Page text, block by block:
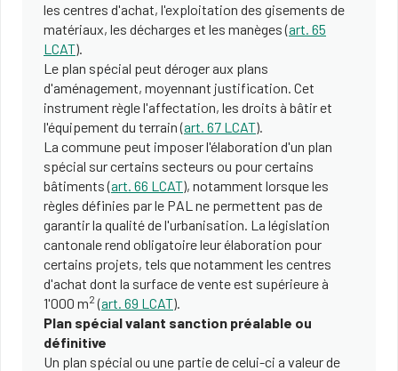
les centres d'achat, l'exploitation des gisements de
matériaux, les décharges et les manèges (art. 65
LCAT).
Le plan spécial peut déroger aux plans
d'aménagement, moyennant justification. Cet
instrument règle l'affectation, les droits à bâtir et
l'équipement du terrain (art. 67 LCAT).
La commune peut imposer l'élaboration d'un plan
spécial sur certains secteurs ou pour certains
bâtiments (art. 66 LCAT), notamment lorsque les
règles définies par le PAL ne permettent pas de
garantir la qualité de l'urbanisation. La législation
cantonale rend obligatoire leur élaboration pour
certains projets, tels que notamment les centres
d'achat dont la surface de vente est supérieure à
1'000 m2 (art. 69 LCAT).
Plan spécial valant sanction préalable ou
définitive
Un plan spécial ou une partie de celui-ci a valeur de